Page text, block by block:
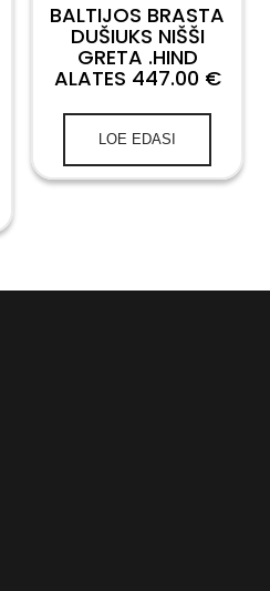
BALTIJOS BRASTA
DUŠIUKS NIŠŠI
GRETA .HIND
ALATES 447.00 €
LOE EDASI